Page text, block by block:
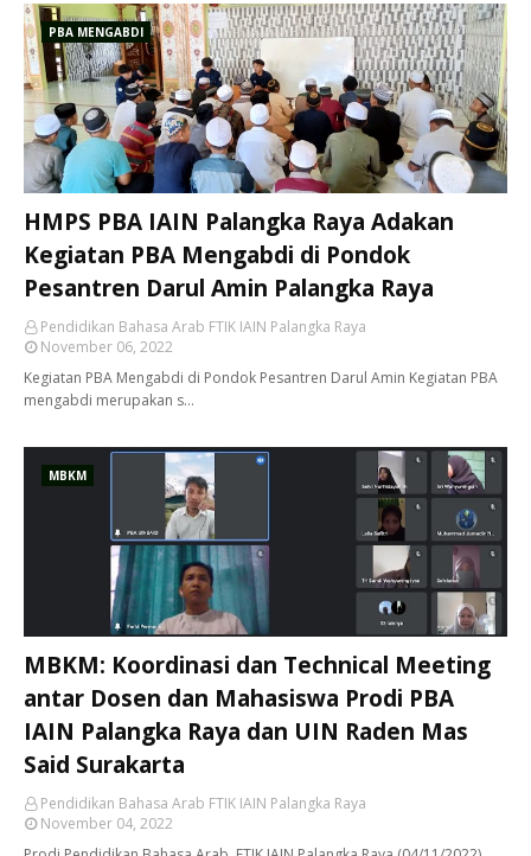
PBA MENGABDI
HMPS PBA IAIN Palangka Raya Adakan
Kegiatan PBA Mengabdi di Pondok
Pesantren Darul Amin Palangka Raya
Pendidikan Bahasa Arab FTIK IAIN Palangka Raya
November 06, 2022
Kegiatan PBA Mengabdi di Pondok Pesantren Darul Amin Kegiatan PBA
mengabdi merupakan s…
MBKM
MBKM: Koordinasi dan Technical Meeting
antar Dosen dan Mahasiswa Prodi PBA
IAIN Palangka Raya dan UIN Raden Mas
Said Surakarta
Pendidikan Bahasa Arab FTIK IAIN Palangka Raya
November 04, 2022